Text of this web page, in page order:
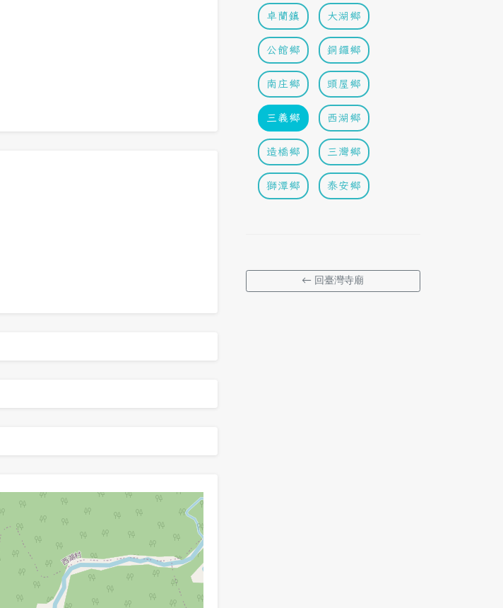
卓蘭鎮 大湖鄉
公館鄉 銅鑼鄉
南庄鄉 頭屋鄉
三義鄉 西湖鄉
造橋鄉 三灣鄉
獅潭鄉 泰安鄉
← 回臺灣寺廟